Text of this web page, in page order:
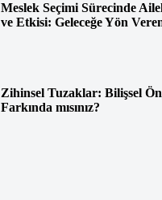
Meslek Seçimi Sürecinde
ve Etkisi: Geleceğe Yön
Zihinsel Tuzaklar: Bilişsel
Farkında mısınız?